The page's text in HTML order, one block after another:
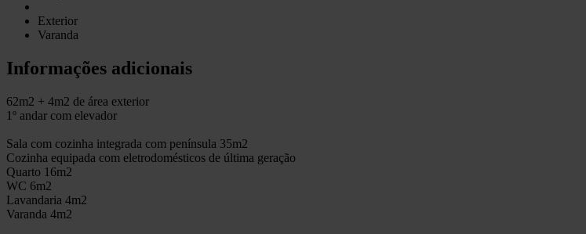
Exterior
Varanda
Informações adicionais
62m2 + 4m2 de área exterior
1º andar com elevador
Sala com cozinha integrada com península 35m2
Cozinha equipada com eletrodomésticos de última geração
Quarto 16m2
WC 6m2
Lavandaria 4m2
Varanda 4m2